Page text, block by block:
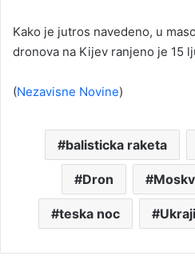
Kako je jutros navedeno, u
dronova na Kijev ranjeno je 15
(Nezavisne Novine)
balisticka raketa
Dron
teska noc